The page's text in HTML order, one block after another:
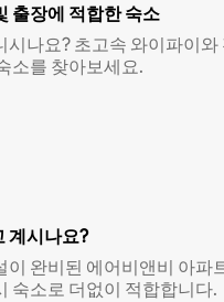
출장에 적합한 숙소
시나요? 초고속 와이파이와
소를 찾아보세요.
계시나요?
이 완비된 에어비앤비 아파
숙소로 더없이 적합합니다.